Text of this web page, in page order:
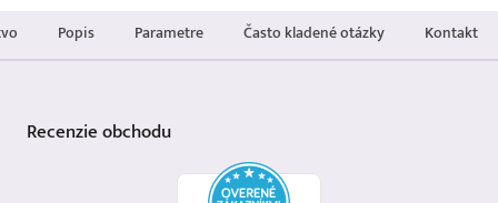
Popis Parametre Často kladené otázky Kontakt
Recenzieobchodu